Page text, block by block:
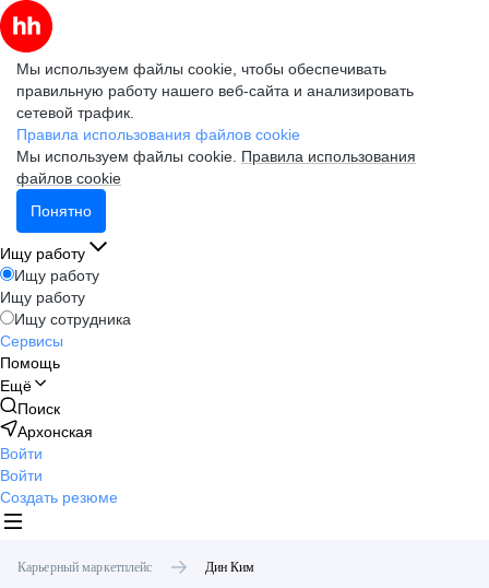
Мы используем файлы cookie, чтобы обеспечивать
правильную работу нашего веб-сайта и анализировать
сетевой трафик.
Правила использования файлов cookie
Мы используем файлы cookie. Правила использования
файлов cookie
Понятно
Ищу работу
Ищу работу
Ищу работу
Ищу сотрудника
Сервисы
Помощь
Ещё
Поиск
Архонская
Войти
Войти
Создать резюме
Карьерный маркетплейс Дин Ким